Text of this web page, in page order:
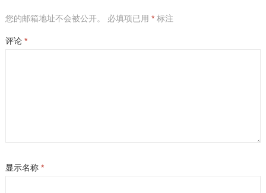
您的邮箱地址不会被公开。 必填项已用 *标注
评论 *
显示名称 *